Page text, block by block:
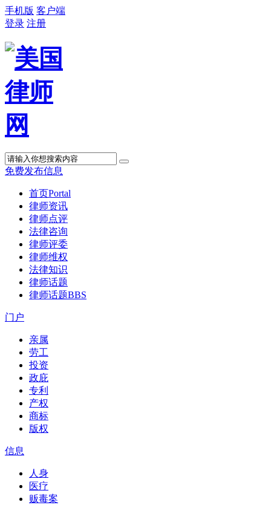
手机版 客户端
登录 注册
免费发布信息
首页Portal
律师资讯
律师点评
法律咨询
律师评委
律师维权
法律知识
律师话题
律师话题BBS
门户
亲属
劳工
投资
政庇
专利
产权
商标
版权
信息
人身
医疗
贩毒案